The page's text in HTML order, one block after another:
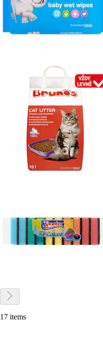
17 items